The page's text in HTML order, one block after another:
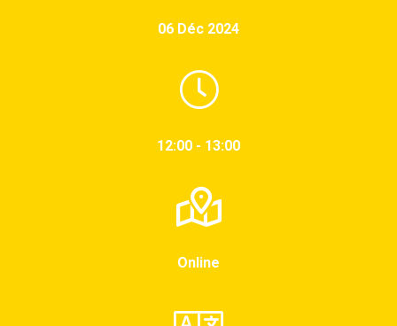
06 Déc 2024
12:00 - 13:00
Online